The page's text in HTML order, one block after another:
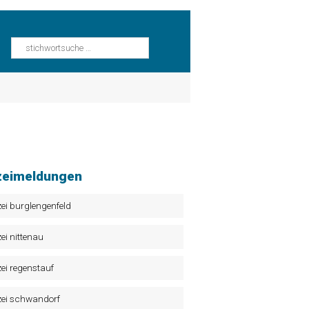
burglengenfeld
nittenau
regenstauf
schwandorf